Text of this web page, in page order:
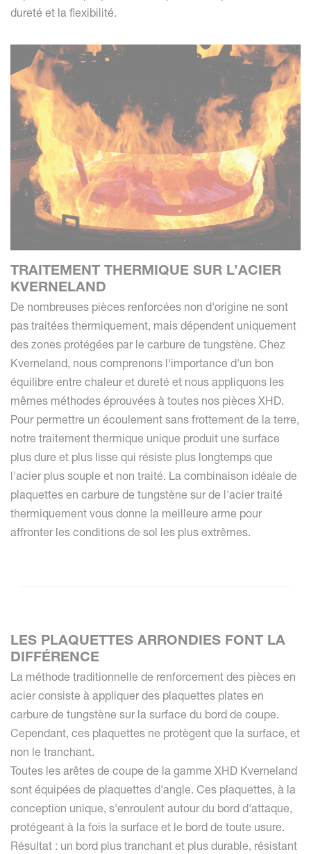
dureté et la flexibilité.
TRAITEMENT THERMIQUE SUR L’ACIER
KVERNELAND
De nombreuses pièces renforcées non d'origine ne sont
pas traitées thermiquement, mais dépendent uniquement
des zones protégées par le carbure de tungstène. Chez
Kverneland, nous comprenons l'importance d'un bon
équilibre entre chaleur et dureté et nous appliquons les
mêmes méthodes éprouvées à toutes nos pièces XHD.
Pour permettre un écoulement sans frottement de la terre,
notre traitement thermique unique produit une surface
plus dure et plus lisse qui résiste plus longtemps que
l'acier plus souple et non traité. La combinaison idéale de
plaquettes en carbure de tungstène sur de l'acier traité
thermiquement vous donne la meilleure arme pour
affronter les conditions de sol les plus extrêmes.
LES PLAQUETTES ARRONDIES FONT LA
DIFFÉRENCE
La méthode traditionnelle de renforcement des pièces en
acier consiste à appliquer des plaquettes plates en
carbure de tungstène sur la surface du bord de coupe.
Cependant, ces plaquettes ne protègent que la surface, et
non le tranchant.
Toutes les arêtes de coupe de la gamme XHD Kverneland
sont équipées de plaquettes d'angle. Ces plaquettes, à la
conception unique, s'enroulent autour du bord d'attaque,
protégeant à la fois la surface et le bord de toute usure.
Résultat : un bord plus tranchant et plus durable, résistant